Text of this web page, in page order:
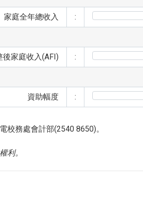
家庭全年總收入 :
後家庭收入(AFI) :
資助幅度 :
校務處會計部(2540 8650)。
利。